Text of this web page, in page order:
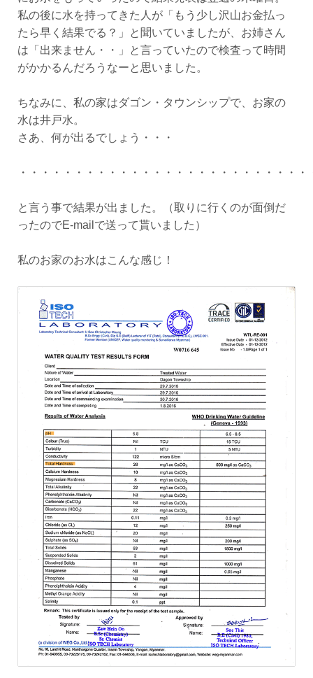
私の後に水を持ってきた人が「もう少し沢山お金払っ
たら早く結果でる？」と聞いていましたが、お姉さん
は「出来ません・・」と言っていたので検査って時間
がかかるんだろうなーと思いました。
ちなみに、私の家はダゴン・タウンシップで、お家の
水は井戸水。
さあ、何が出るでしょう・・・
・・・・・・・・・・・・・・・・・・・・・・・・・・
と言う事で結果が出ました。（取りに行くのが面倒だ
ったのでE-mailで送って貰いました）
私のお家のお水はこんな感じ！